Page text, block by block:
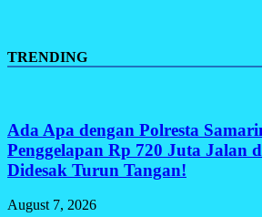
TRENDING
Ada Apa dengan Polresta
Penggelapan Rp 720 Juta Jalan
Didesak Turun Tangan!
August 7, 2026